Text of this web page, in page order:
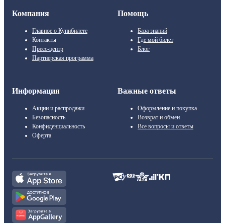
Компания
Главное о Купибилете
Контакты
Пресс-центр
Партнерская программа
Помощь
База знаний
Где мой билет
Блог
Информация
Акции и распродажи
Безопасность
Конфиденциальность
Оферта
Важные ответы
Оформление и покупка
Возврат и обмен
Все вопросы и ответы